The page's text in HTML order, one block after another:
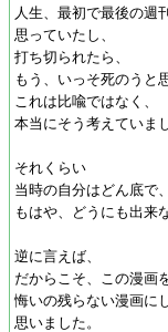
人生、最初で最後の週
思っていたし、
打ち切られたら、
もう、いっそ死のうと
これは比喩ではなく、
本当にそう考えていま
それくらい
当時の自分はどん底で、
もはや、どうにも出来
逆に言えば、
だからこそ、この漫画
悔いの残らない漫画に
思いました。